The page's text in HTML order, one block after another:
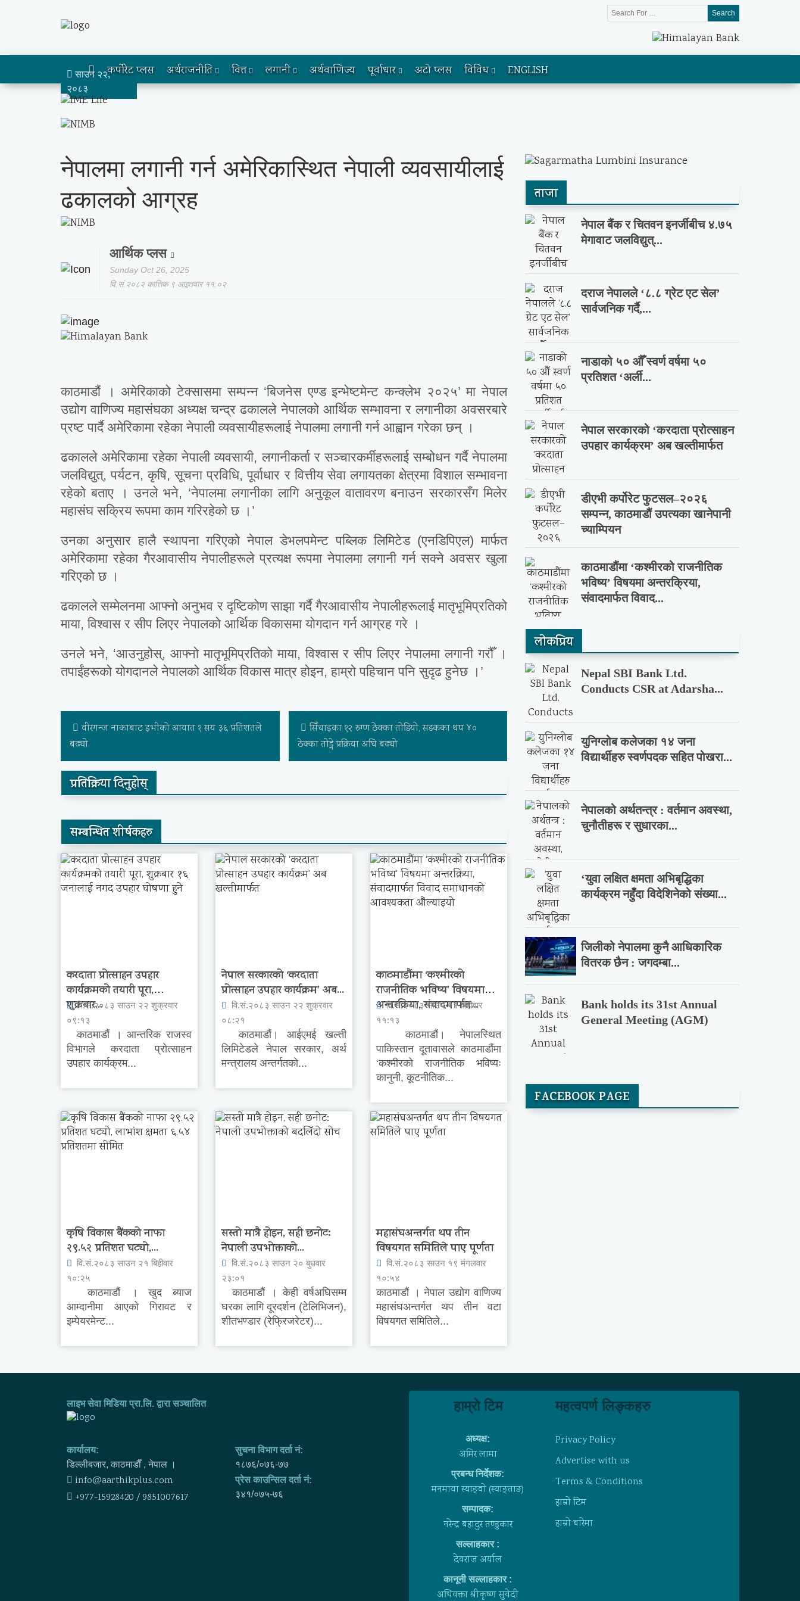
Search
साउन २२,
२०८३
कर्पोरेट प्लस अर्थराजनीति वित्त लगानी अर्थवाणिज्य पूर्वाधार अटो प्लस विविध ENGLISH
नेपालमा लगानी गर्न अमेरिकास्थित नेपाली व्यवसायीलाई
ढकालको आग्रह
आर्थिक प्लस
Sunday Oct 26, 2025
वि.सं.२०८२ कात्तिक ९ आइतवार ११:०२
काठमाडौं । अमेरिकाको टेक्सासमा सम्पन्न ‘बिजनेस एण्ड इन्भेष्टमेन्ट कन्क्लेभ २०२५’ मा नेपाल
उद्योग वाणिज्य महासंघका अध्यक्ष चन्द्र ढकालले नेपालको आर्थिक सम्भावना र लगानीका अवसरबारे
प्रष्ट पार्दै अमेरिकामा रहेका नेपाली व्यवसायीहरूलाई नेपालमा लगानी गर्न आह्वान गरेका छन् ।
ढकालले अमेरिकामा रहेका नेपाली व्यवसायी, लगानीकर्ता र सञ्चारकर्मीहरूलाई सम्बोधन गर्दै नेपालमा
जलविद्युत्, पर्यटन, कृषि, सूचना प्रविधि, पूर्वाधार र वित्तीय सेवा लगायतका क्षेत्रमा विशाल सम्भावना
रहेको बताए । उनले भने, ‘नेपालमा लगानीका लागि अनुकूल वातावरण बनाउन सरकारसँग मिलेर
महासंघ सक्रिय रूपमा काम गरिरहेको छ ।’
उनका अनुसार हालै स्थापना गरिएको नेपाल डेभलपमेन्ट पब्लिक लिमिटेड (एनडिपिएल) मार्फत
अमेरिकामा रहेका गैरआवासीय नेपालीहरूले प्रत्यक्ष रूपमा नेपालमा लगानी गर्न सक्ने अवसर खुला
गरिएको छ ।
ढकालले सम्मेलनमा आफ्नो अनुभव र दृष्टिकोण साझा गर्दै गैरआवासीय नेपालीहरूलाई मातृभूमिप्रतिको
माया, विश्वास र सीप लिएर नेपालको आर्थिक विकासमा योगदान गर्न आग्रह गरे ।
उनले भने, ‘आउनुहोस्, आफ्नो मातृभूमिप्रतिको माया, विश्वास र सीप लिएर नेपालमा लगानी गरौँ ।
तपाईंहरूको योगदानले नेपालको आर्थिक विकास मात्र होइन, हाम्रो पहिचान पनि सुदृढ हुनेछ ।’
वीरगन्ज नाकाबाट इभीको आयात १ सय ३६ प्रतिशतले
बढ्यो
सिँचाइका १२ रुग्ण ठेक्का तोडियो, सडकका थप ४०
ठेक्का तोड्ने प्रक्रिया अघि बढ्यो
प्रतिक्रिया दिनुहोस्
सम्बन्धित शीर्षकहरु
करदाता प्रोत्साहन उपहार
कार्यक्रमको तयारी पूरा,
शुक्रबार...
वि.सं.२०८३ साउन २२ शुक्रवार
०९:१३
काठमाडौं । आन्तरिक राजस्व
विभागले करदाता प्रोत्साहन
उपहार कार्यक्रम...
नेपाल सरकारको ‘करदाता
प्रोत्साहन उपहार कार्यक्रम’ अब...
वि.सं.२०८३ साउन २२ शुक्रवार
०८:२१
काठमाडौं। आईएमई खल्ती
लिमिटेडले नेपाल सरकार, अर्थ
मन्त्रालय अन्तर्गतको...
काठमाडौंमा ‘कश्मीरको
राजनीतिक भविष्य’ विषयमा
अन्तरक्रिया, संवादमार्फत...
वि.सं.२०८३ साउन २१ बिहीवार
११:१३
काठमाडौं। नेपालस्थित
पाकिस्तान दूतावासले काठमाडौंमा
‘कश्मीरको राजनीतिक भविष्यः
कानुनी, कूटनीतिक...
कृषि विकास बैंकको नाफा
२९.५२ प्रतिशत घट्यो,...
वि.सं.२०८३ साउन २१ बिहीवार
१०:२५
काठमाडौं । खुद ब्याज
आम्दानीमा आएको गिरावट र
इम्पेयरमेन्ट...
सस्तो मात्रै होइन, सही छनोट:
नेपाली उपभोक्ताको...
वि.सं.२०८३ साउन २० बुधवार
२३:०१
काठमाडौं । केही वर्षअघिसम्म
घरका लागि दूरदर्शन (टेलिभिजन),
शीतभण्डार (रेफ्रिजरेटर)...
महासंघअन्तर्गत थप तीन
विषयगत समितिले पाए पूर्णता
वि.सं.२०८३ साउन १९ मंगलवार
१०:५४
काठमाडौं । नेपाल उद्योग वाणिज्य
महासंघअन्तर्गत थप तीन वटा
विषयगत समितिले...
ताजा
नेपाल बैंक र चितवन इनर्जीबीच ४.७५
मेगावाट जलविद्युत्...
दराज नेपालले ‘८.८ ग्रेट एट सेल’
सार्वजनिक गर्दै,...
नाडाको ५० औँ स्वर्ण वर्षमा ५०
प्रतिशत ‘अर्ली...
नेपाल सरकारको ‘करदाता प्रोत्साहन
उपहार कार्यक्रम’ अब खल्तीमार्फत
डीएभी कर्पोरेट फुटसल–२०२६
सम्पन्न, काठमाडौं उपत्यका खानेपानी
च्याम्पियन
काठमाडौंमा ‘कश्मीरको राजनीतिक
भविष्य’ विषयमा अन्तरक्रिया,
संवादमार्फत विवाद...
लाेकप्रिय
Nepal SBI Bank Ltd.
Conducts CSR at Adarsha...
युनिग्लोब कलेजका १४ जना
विद्यार्थीहरु स्वर्णपदक सहित पोखरा...
नेपालको अर्थतन्त्र : वर्तमान अवस्था,
चुनौतीहरू र सुधारका...
‘युवा लक्षित क्षमता अभिबृद्धिका
कार्यक्रम नहुँदा विदेशिनेको संख्या...
जिलीको नेपालमा कुनै आधिकारिक
वितरक छैन : जगदम्बा...
Bank holds its 31st Annual
General Meeting (AGM)
FACEBOOK PAGE
लाइभ सेवा मिडिया प्रा.लि. द्वारा सञ्चालित
कार्यालय:
डिल्लीबजार, काठमाडाैँ , नेपाल ।
info@aarthikplus.com
+977-15928420 / 9851007617
सुचना विभाग दर्ता नं:
१८७६/०७६-७७
प्रेस काउन्सिल दर्ता नं:
३४१/०७५-७६
हाम्राे टिम
अध्यक्ष:
अमिर लामा
प्रबन्ध निर्देशक:
मनमाया स्याङ्वाे (स्याङ्ताङ)
सम्पादक:
नरेन्द्र बहादुर तण्डुकार
सल्लाहकार :
देवराज अर्याल
कानूनी सल्लाहकार :
अधिवक्ता श्रीकृष्ण सुवेदी
महत्वपर्ण लिङ्कहरु
Privacy Policy
Advertise with us
Terms & Conditions
हाम्राे टिम
हाम्राे बारेमा